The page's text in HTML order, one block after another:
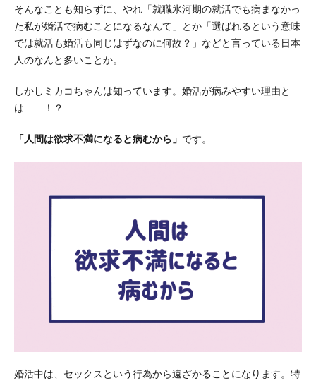
そんなことも知らずに、やれ「就職氷河期の就活でも病まなかっ
た私が婚活で病むことになるなんて」とか「選ばれるという意味
では就活も婚活も同じはずなのに何故？」などと言っている日本
人のなんと多いことか。
しかしミカコちゃんは知っています。婚活が病みやすい理由と
は……！？
「人間は欲求不満になると病むから」 です。
婚活中は、セックスという行為から遠ざかることになります。特